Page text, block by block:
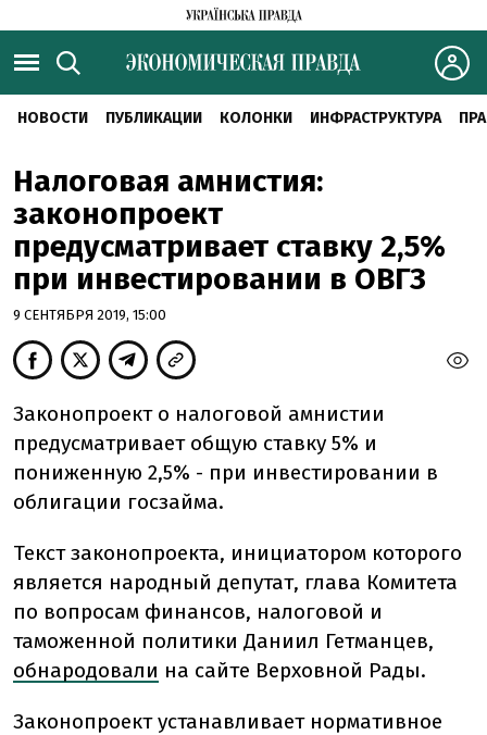
НОВОСТИ ПУБЛИКАЦИИ КОЛОНКИ ИНФРАСТРУКТУРА
Налоговая амнистия:
законопроект
предусматривает ставку 2,5%
при инвестировании в ОВГЗ
9 СЕНТЯБРЯ 2019, 15:00
Законопроект о налоговой амнистии
предусматривает общую ставку 5% и
пониженную 2,5% - при инвестировании в
облигации госзайма.
Текст законопроекта, инициатором которого
является народный депутат, глава Комитета
по вопросам финансов, налоговой и
таможенной политики Даниил Гетманцев,
обнародовали на сайте Верховной Рады.
Законопроект устанавливает нормативное